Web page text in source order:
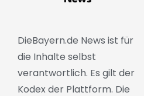
DieBayern.de News ist für
die Inhalte selbst
verantwortlich. Es gilt der
Kodex der Plattform. Die